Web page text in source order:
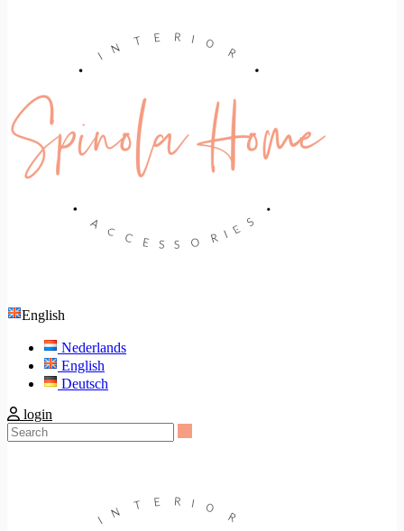
English
Nederlands
English
Deutsch
login